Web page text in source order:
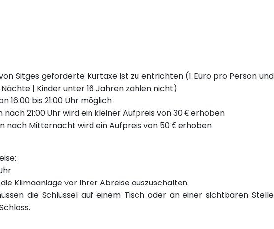
Sitges geforderte Kurtaxe ist zu entrichten (1 Euro pro Person und
| Kinder unter 16 Jahren zahlen nicht)
16:00 bis 21:00 Uhr möglich
nach 21:00 Uhr wird ein kleiner Aufpreis von 30 € erhoben
nach Mitternacht wird ein Aufpreis von 50 € erhoben
Klimaanlage vor Ihrer Abreise auszuschalten.
die Schlüssel auf einem Tisch oder an einer sichtbaren Stelle